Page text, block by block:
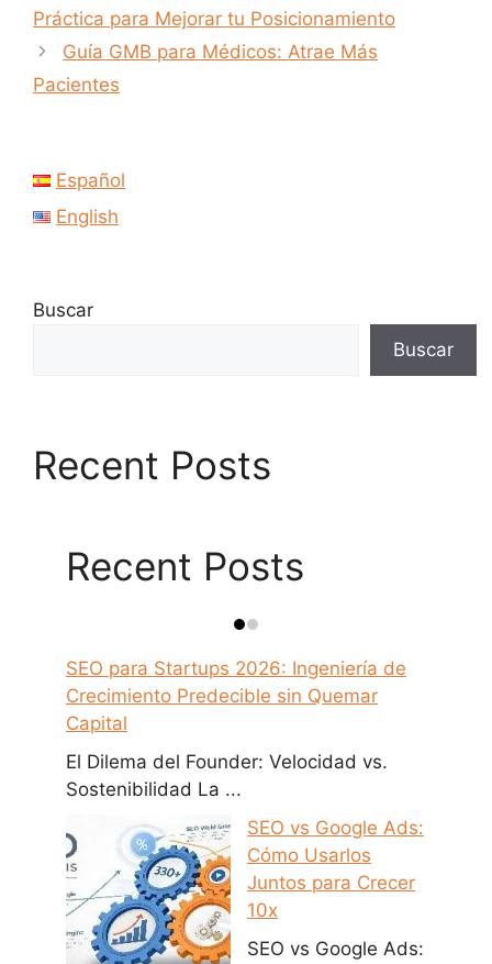
Práctica para Mejorar tu Posicionamiento
Guía GMB para Médicos: Atrae Más
Pacientes
Español
English
Buscar
Buscar
Recent Posts
Recent Posts
SEO para Startups 2026: Ingeniería de
Crecimiento Predecible sin Quemar
Capital
El Dilema del Founder: Velocidad vs.
Sostenibilidad La ...
SEO vs Google Ads:
Cómo Usarlos
Juntos para Crecer
10x
SEO vs Google Ads: